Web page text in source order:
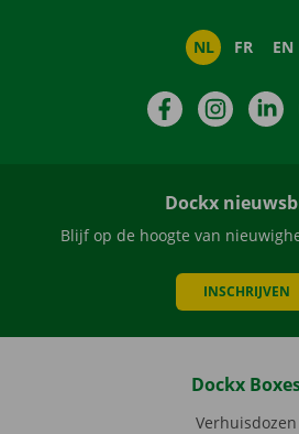
NL FR EN
Facebook
Dockx
Blijf op de hoogte van
INSCHRIJVEN
Dockx
Verhuisdozen